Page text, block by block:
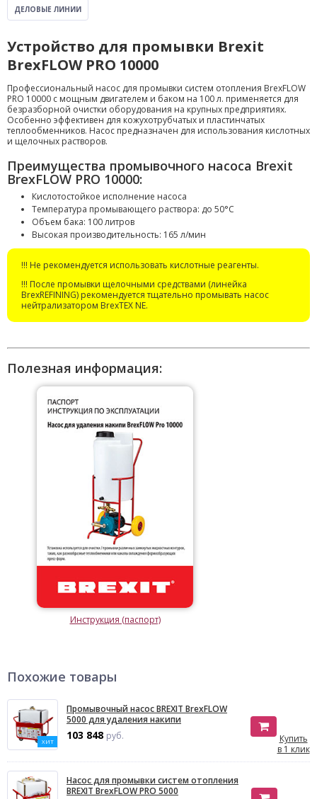
ДЕЛОВЫЕ ЛИНИИ
Устройство для промывки Brexit
BrexFLOW PRO 10000
Профессиональный насос для промывки систем отопления BrexFLOW
PRO 10000 с мощным двигателем и баком на 100 л. применяется для
безразборной очистки оборудования на крупных предприятиях.
Особенно эффективен для кожухотрубчатых и пластинчатых
теплообменников. Насос предназначен для использования кислотных
и щелочных растворов.
Преимущества промывочного насоса Brexit
BrexFLOW PRO 10000:
Кислотостойкое исполнение насоса
Температура промывающего раствора: до 50°С
Объем бака: 100 литров
Высокая производительность: 165 л/мин
!!! Не рекомендуется использовать кислотные реагенты.
!!! После промывки щелочными средствами (линейка
BrexREFINING) рекомендуется тщательно промывать насос
нейтрализатором BrexTEX NE.
Полезная информация:
Инструкция (паспорт)
Похожие товары
ХИТ
Промывочный насос BREXIT BrexFLOW
5000 для удаления накипи
103 848 руб.
Купить
в 1 клик
Насос для промывки систем отопления
BREXIT BrexFLOW PRO 5000